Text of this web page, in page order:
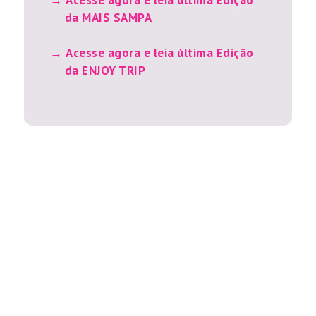
da MAIS SAMPA
Acesse agora e leia última Edição
da ENJOY TRIP